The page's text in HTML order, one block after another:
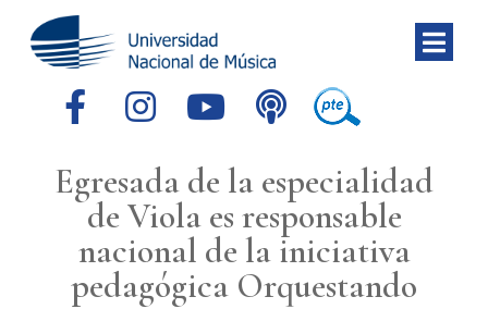
Egresada de la especialidad
de Viola es responsable
nacional de la iniciativa
pedagógica Orquestando